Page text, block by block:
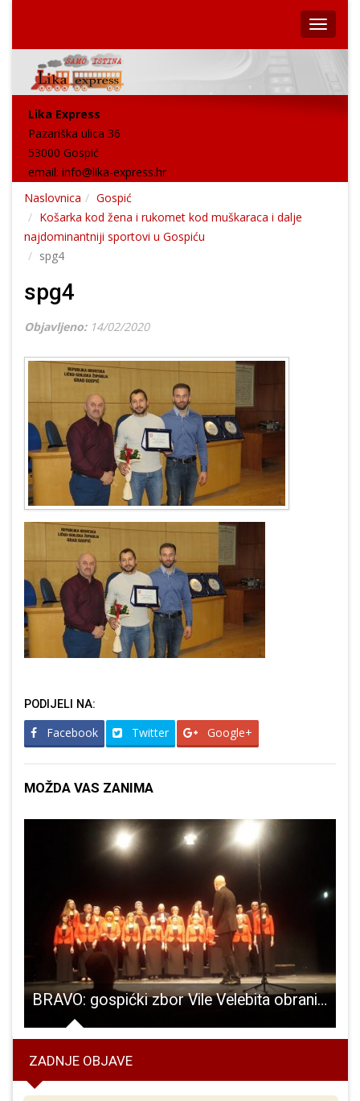
Lika Express
Pazariška ulica 36
53000 Gospić
email: info@lika-express.hr
Naslovnica
Gospić
Košarka kod žena i rukomet kod muškaraca i dalje
najdominantniji sportovi u Gospiću
spg4
spg4
Objavljeno: 14/02/2020
PODIJELI NA:
Facebook Twitter Google+
MOŽDA VAS ZANIMA
BRAVO: gospićki zbor Vile Velebita obranio srebro na državnom natjecanju tradicijskog pjevanja
ZADNJE OBJAVE